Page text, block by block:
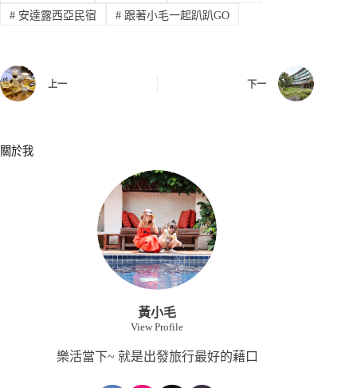
#安達露西亞民宿 #跟著小毛一起趴趴GO
上一 下一
關於我
黃小毛
View Profile
樂活當下~ 就是出發旅行最好的藉口